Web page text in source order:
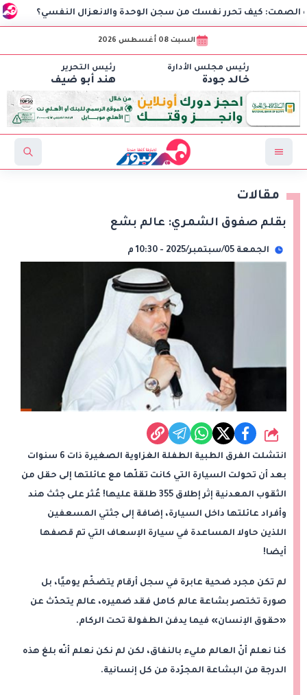
كيف تحرر نفسك من سجن الوحدة والانعزال النفسي؟
السبت 08 أغسطس 2026
رئيس مجلس الأدارة
خالد جودة
رئيس التحرير
هند أبو ضيف
مقالات
بقلم صفوق الشمري: عالم بشع
الجمعة 05/سبتمبر/2025 - 10:30 م
شارك
انتشلت الفرق الطبية الطفلة الغزاوية الصغيرة ذات 6 سنوات
بعد أن تحولت السيارة التي كانت تقلّها مع عائلتها إلى حقل من
الثقوب المعدنية إثر إطلاق 355 طلقة عليها! عُثر على جثث هند
وأفراد عائلتها داخل السيارة، إضافة إلى جثتي المسعفين
اللذين حاولا المساعدة في سيارة الإسعاف التي تم قصفها
أيضا!
لم تكن مجرد ضحية عابرة في سجل أرقام يتضخّم يوميًا، بل
صورة تختصر بشاعة عالم كامل فقد ضميره، عالم يتحدّث عن
«حقوق الإنسان» فيما يدفن الطفولة تحت الركام.
كنا نعلم أنّ العالم مليء بالنفاق، لكن لم نكن نعلم أنّه بلغ هذه
الدرجة من البشاعة المجرّدة من كل إنسانية.